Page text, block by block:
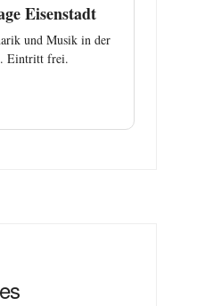
Eisenstadt
und Musik in der
Eintritt frei.